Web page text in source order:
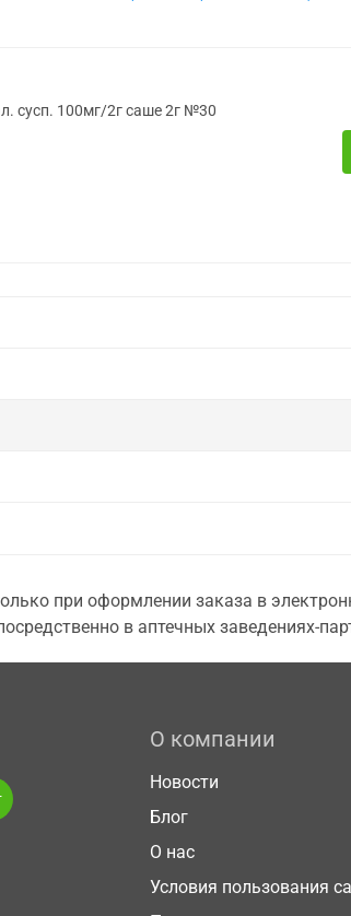
сусп. 100мг/2г саше 2г №30
при оформлении заказа в
в аптечных заведениях-
О компании
Новости
Блог
О нас
Условия пользования